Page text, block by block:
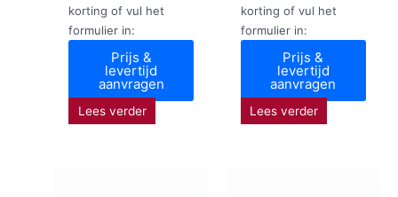
korting of vul het
formulier in:
Prijs &
levertijd
aanvragen
Lees verder
korting of vul het
formulier in:
Prijs &
levertijd
aanvragen
Lees verder